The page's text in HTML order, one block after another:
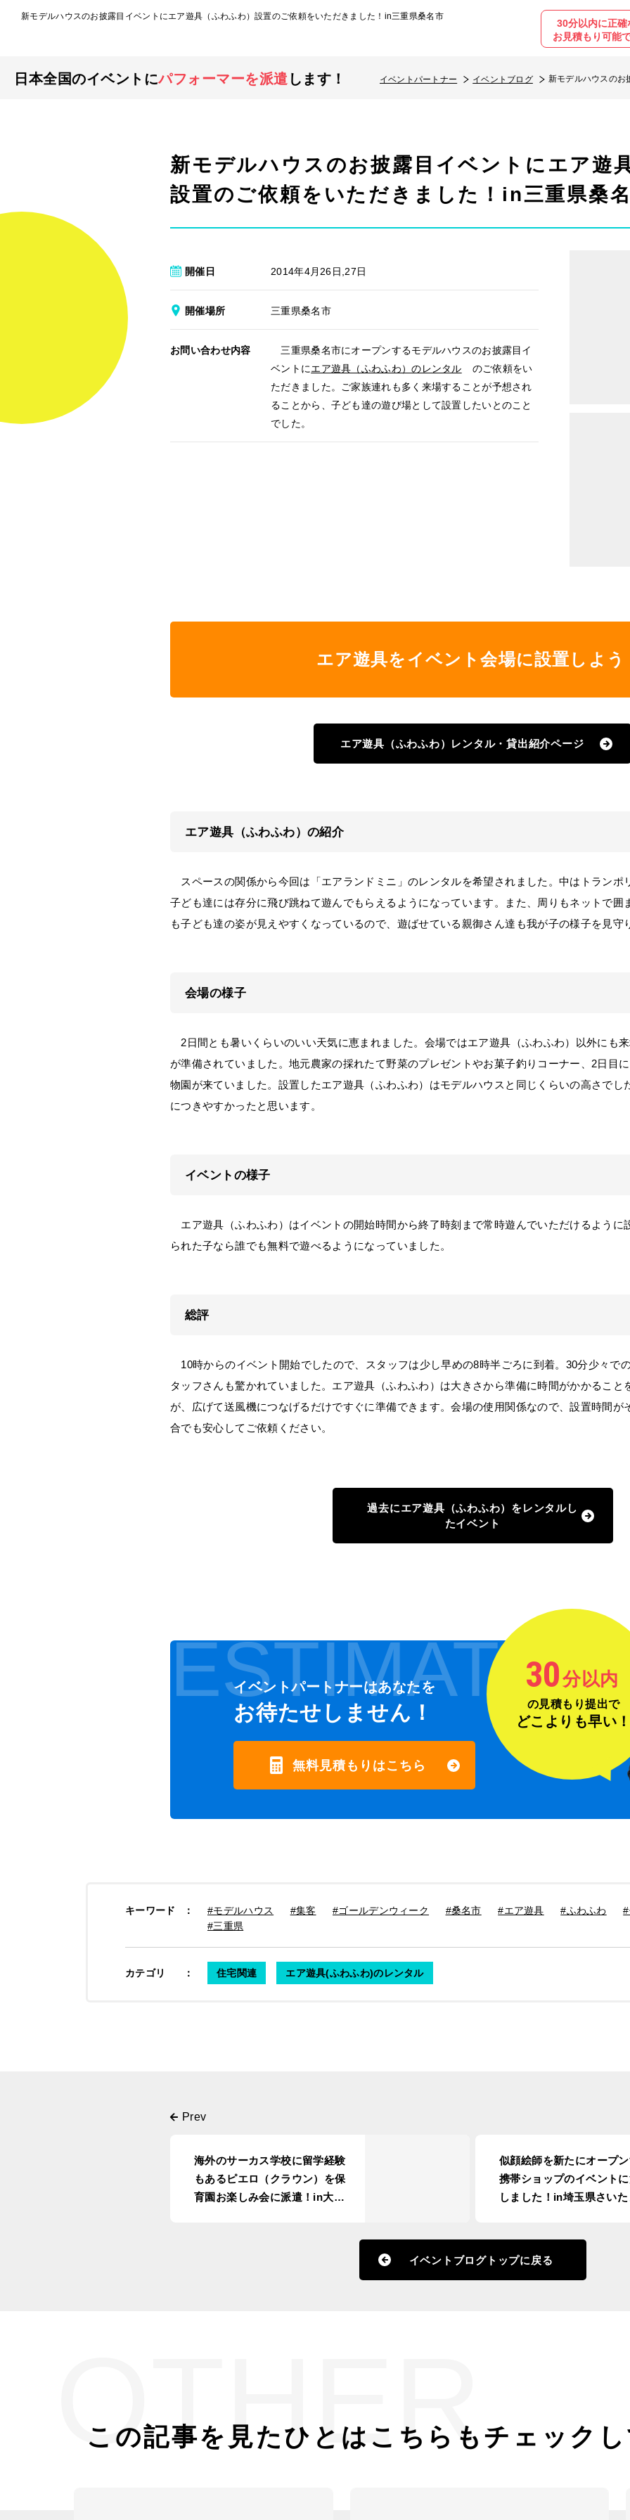
新モデルハウスのお披露目イベントにエア遊具（ふわふわ）設置のご依頼をいただきました！in三重県桑名市
30分以内に正確
お見積もり可能
日本全国のイベントにパフォーマーを派遣 します！ イベントパートナー イベントブログ
新モデルハウスのお
新モデルハウスのお披露目イベントにエア遊
設置のご依頼をいただきました！in三重県桑
開催日 2014年4月26日,27日
開催場所 三重県桑名市
お問い合わせ内容
三重県桑名市にオープンするモデルハウスのお披露目イ
ベントにエア遊具（ふわふわ）のレンタル
のご依頼をい
ただきました。ご家族連れも多く来場することが予想され
ることから、子ども達の遊び場として設置したいとのこと
でした。
エア遊具をイベント会場に設置しよう
エア遊具（ふわふわ）レンタル・貸出紹介ページ
エア遊具（ふわふわ）の紹介
スペースの関係から今回は「エアランドミニ」のレンタルを希望されました。中はトランポ
子ども達には存分に飛び跳ねて遊んでもらえるようになっています。また、周りもネットで囲
も子ども達の姿が見えやすくなっているので、遊ばせている親御さん達も我が子の様子を見守
会場の様子
2日間とも暑いくらいのいい天気に恵まれました。会場ではエア遊具（ふわふわ）以外にも
が準備されていました。地元農家の採れたて野菜のプレゼントやお菓子釣りコーナー、2日目
物園が来ていました。設置したエア遊具（ふわふわ）はモデルハウスと同じくらいの高さでし
につきやすかったと思います。
イベントの様子
エア遊具（ふわふわ）はイベントの開始時間から終了時刻まで常時遊んでいただけるように
られた子なら誰でも無料で遊べるようになっていました。
総評
10時からのイベント開始でしたので、スタッフは少し早めの8時半ごろに到着。30分少々で
タッフさんも驚かれていました。エア遊具（ふわふわ）は大きさから準備に時間がかかること
が、広げて送風機につなげるだけですぐに準備できます。会場の使用関係なので、設置時間が
合でも安心してご依頼ください。
過去にエア遊具（ふわふわ）をレンタルし
たイベント
ESTIMATE
イベントパートナーはあなたを
お待たせしません！
無料見積もりはこちら
30分以内
の見積もり提出で
どこよりも早い
キーワード ： #モデルハウス #集客 #ゴールデンウィーク #桑名市 #エア遊具 #ふわふわ
#三重県
カテゴリ ： 住宅関連 エア遊具(ふわふわ)のレンタル
海外のサーカス学校に留学経験
もあるピエロ（クラウン）を保
育園お楽しみ会に派遣！in大阪
似顔絵師を新たにオープ
携帯ショップのイベント
しました！in埼玉県さい
イベントブログトップに戻る
OTHER
この記事を見たひとは こちらもチェック